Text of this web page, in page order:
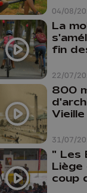
04/08/
22/07/
La
fin
cyclo-
31/07/
800
" Les
Liège
coup